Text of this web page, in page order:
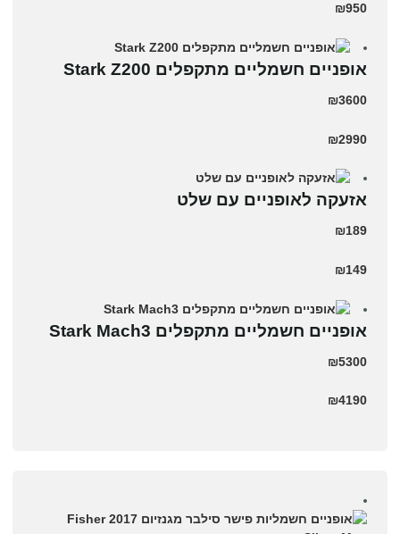
₪950
‏אופניים חשמליים ‏מתקפלים Stark Z200
₪3600
₪2990
אזעקה לאופניים עם שלט
₪189
₪149
‏אופניים חשמליים ‏מתקפלים Stark Mach3
₪5300
₪4190